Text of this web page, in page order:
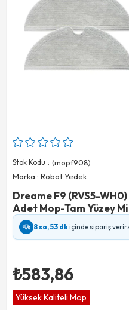
Stok Kodu
(mopf908)
Marka : Robot Yedek
Dreame F9 (RVS5-
Adet Mop-Tam Yüzey
8 sa, 53 dkiçinde sipariş
₺583,86
Yüksek Kaliteli Mop